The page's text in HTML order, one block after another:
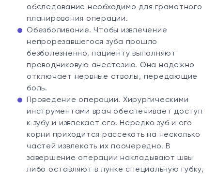
обследование необходимо для грамотного
планирования операции.
Обезболивание. Чтобы извлечение
непрорезавшегося зуба прошло
безболезненно, пациенту выполняют
проводниковую анестезию. Она надежно
отключает нервные стволы, передающие
боль.
Проведение операции. Хирургическими
инструментами врач обеспечивает доступ
к зубу и извлекает его. Нередко зуб и его
корни приходится рассекать на несколько
частей извлекать их поочередно. В
завершение операции накладывают швы
либо оставляют в лунке специальную губку,